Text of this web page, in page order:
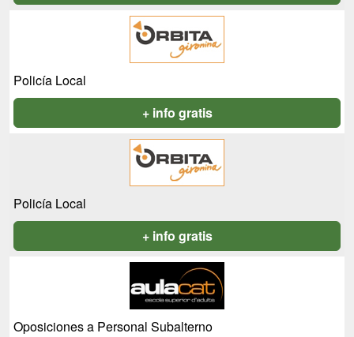
Policía Local
+ info gratis
Policía Local
+ info gratis
Oposiciones a Personal Subalterno